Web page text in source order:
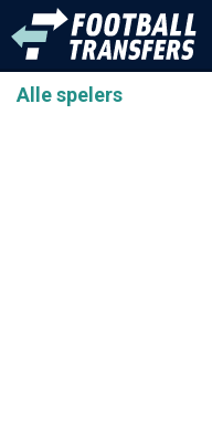
Alle spelers